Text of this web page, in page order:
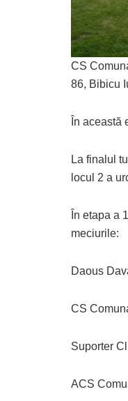
CS
86, Bibicu
În această
La finalul
locul 2 a
În etapa a
meciurile:
Daous
CS
Suporter
ACS